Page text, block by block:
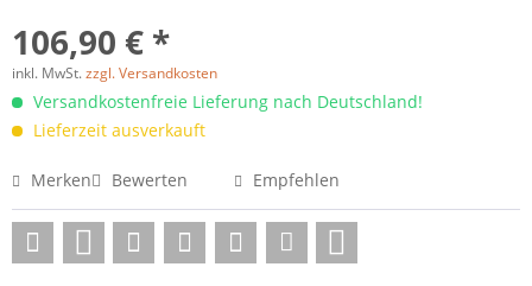
106,90 € *
inkl. MwSt.zzgl. Versandkosten
Versandkostenfreie Lieferung nach Deutschland!
Lieferzeit ausverkauft
Merken Bewerten Empfehlen